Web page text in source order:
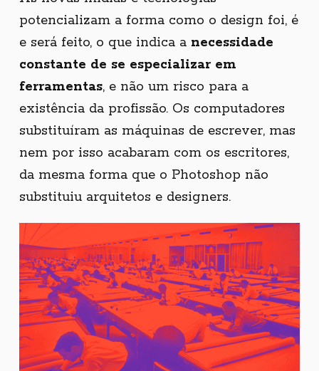
potencializam a forma como o design foi, é
e será feito, o que indica a necessidade
constante de se especializar em
ferramentas, e não um risco para a
existência da profissão. Os computadores
substituíram as máquinas de escrever, mas
nem por isso acabaram com os escritores,
da mesma forma que o Photoshop não
substituiu arquitetos e designers.